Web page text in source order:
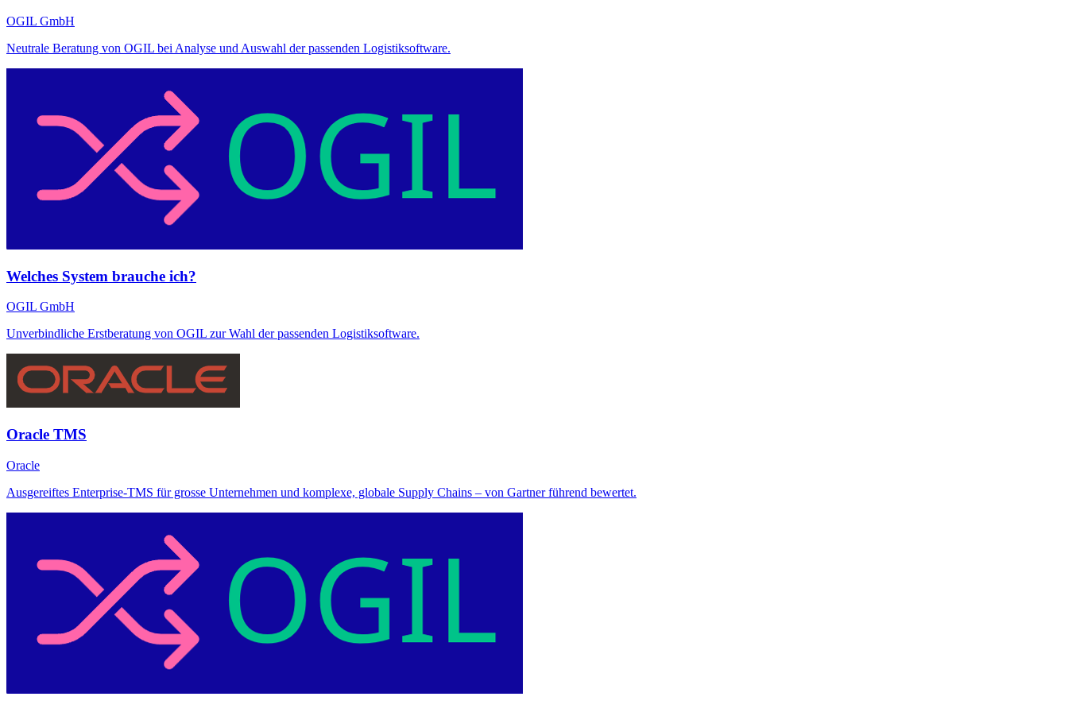
OGIL GmbH
Neutrale Beratung von OGIL bei Analyse und Auswahl der passenden Logistiksoftware.
Welches System brauche ich?
OGIL GmbH
Unverbindliche Erstberatung von OGIL zur Wahl der passenden Logistiksoftware.
Oracle TMS
Oracle
Ausgereiftes Enterprise-TMS für grosse Unternehmen und komplexe, globale Supply Chains – von Gartner führend bewertet.